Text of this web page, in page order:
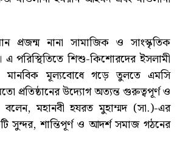
প্রজন্ম নানা সামাজিক ও সাংস্কৃতিক
এ পরিস্থিতিতে শিশু-কিশোরদের ইসলামী
মানবিক মূল্যবোধে গড়ে তুলতে এমসি
প্রতিষ্ঠানের উদ্যোগ অত্যন্ত গুরুত্বপূর্ণ ও
মহানবী হযরত মুহাম্মদ (সা.)-এর
সুন্দর, শান্তিপূর্ণ ও আদর্শ সমাজ গঠনের